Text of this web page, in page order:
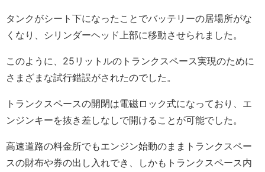
タンクがシート下になったことでバッテリーの居場所がな
くなり、シリンダーヘッド上部に移動させられました。
このように、25リットルのトランクスペース実現のために
さまざまな試行錯誤がされたのでした。
トランクスペースの開閉は電磁ロック式になっており、エ
ンジンキーを抜き差しなしで開けることが可能でした。
高速道路の料金所でもエンジン始動のままトランクスペー
スの財布や券の出し入れでき、しかもトランクスペース内